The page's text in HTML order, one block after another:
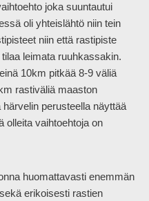
joka suuntautui
oli yhteislähtö niin tein
niin että rastipiste
leimata ruuhkassakin.
10km pitkää 8-9 väliä
rastiväliä maaston
perusteella näyttää
olleita vaihtoehtoja on
huomattavasti enemmän
erikoisesti rastien